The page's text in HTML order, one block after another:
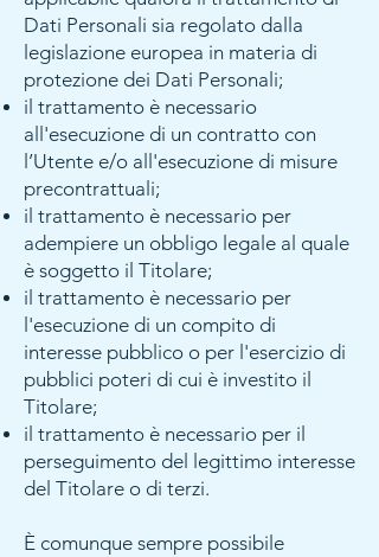
Dati Personali sia regolato dalla
legislazione europea in materia di
protezione dei Dati Personali;
il trattamento è necessario
all'esecuzione di un contratto con
l’Utente e/o all'esecuzione di misure
precontrattuali;
il trattamento è necessario per
adempiere un obbligo legale al quale
è soggetto il Titolare;
il trattamento è necessario per
l'esecuzione di un compito di
interesse pubblico o per l'esercizio di
pubblici poteri di cui è investito il
Titolare;
il trattamento è necessario per il
perseguimento del legittimo interesse
del Titolare o di terzi.
È comunque sempre possibile